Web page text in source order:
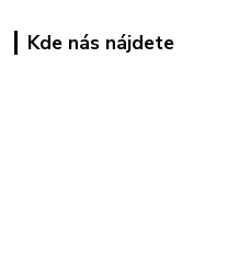
Kde nás nájdete